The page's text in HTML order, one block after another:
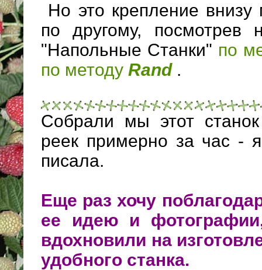
Но это крепление
по другому, посмотрев
"Напольные Станки" по
по методу Rand.
Собрали мы этот
реек примерно за час -
писала.
Еще раз хочу
ее идею и
вдохновили на
удобного станка.